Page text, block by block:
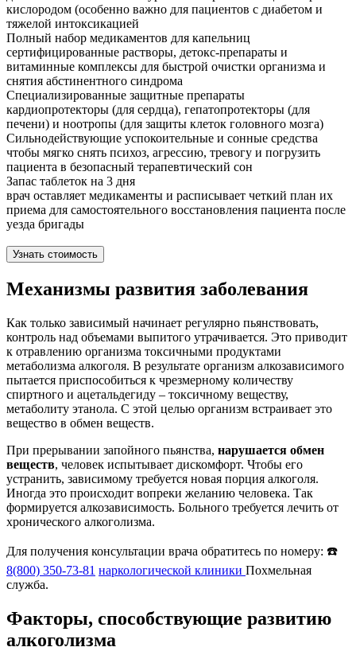
кислородом (особенно важно для пациентов с диабетом и
тяжелой интоксикацией
Полный набор медикаментов для капельниц
сертифицированные растворы, детокс-препараты и
витаминные комплексы для быстрой очистки организма и
снятия абстинентного синдрома
Специализированные защитные препараты
кардиопротекторы (для сердца), гепатопротекторы (для
печени) и ноотропы (для защиты клеток головного мозга)
Сильнодействующие успокоительные и сонные средства
чтобы мягко снять психоз, агрессию, тревогу и погрузить
пациента в безопасный терапевтический сон
Запас таблеток на 3 дня
врач оставляет медикаменты и расписывает четкий план их
приема для самостоятельного восстановления пациента после
уезда бригады
Узнать стоимость
Механизмы развития заболевания
Как только зависимый начинает регулярно пьянствовать,
контроль над объемами выпитого утрачивается. Это приводит
к отравлению организма токсичными продуктами
метаболизма алкоголя. В результате организм алкозависимого
пытается приспособиться к чрезмерному количеству
спиртного и ацетальдегиду – токсичному веществу,
метаболиту этанола. С этой целью организм встраивает это
вещество в обмен веществ.
При прерывании запойного пьянства, нарушается обмен
веществ, человек испытывает дискомфорт. Чтобы его
устранить, зависимому требуется новая порция алкоголя.
Иногда это происходит вопреки желанию человека. Так
формируется алкозависимость. Больного требуется лечить от
хронического алкоголизма.
Для получения консультации врача обратитесь по номеру: ☎️
8(800) 350-73-81 наркологической клиники Похмельная
служба.
Факторы, способствующие развитию
алкоголизма